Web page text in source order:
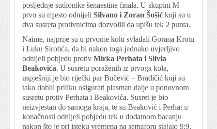
posljednje sudionike šenaestine finala. U skupini M
prvo su mjesto odnijeli Silvano i Zoran Šošić koji su u
dva susreta protivnicima dozvolili da upišu tek 2 punta.
Naime, najprije su u prvome kolu svladali Gorana Krotu
i Luku Sirotića, da bi nakon toga jednako uvjerljivo
odnijeli pobjedu protiv Mirka Perhata i Silvia
Beakovića. U susretu poraženih iz prvoga kola,
uspješniji je bio riječki par Bučević – Bradičić koji su
tako dobili priliku osigurati plasman dalje u ponovnom
susretu protiv Perhata i Beakovića. Susret je bio
neizvjestan do samoga kraja, te su Beaković i Perhat u
konačnosti odnijeli pobjedu tek u dodatnom bacanju
nakon što je pri isteku vremena na semaforu stajalo 9:9.